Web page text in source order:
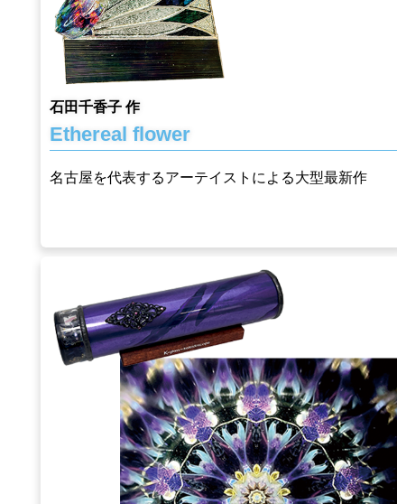
石田千香子 作
Ethereal flower
名古屋を代表するアーテイストによる大型最新作